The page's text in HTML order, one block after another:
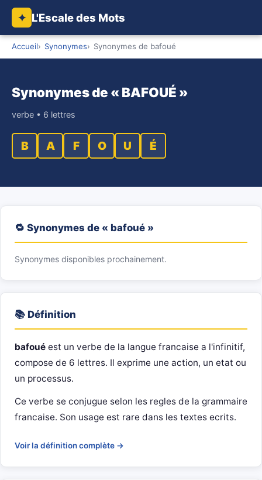
✦ L'Escale des Mots
Accueil Synonymes Synonymes de bafoué
Synonymes de « BAFOUÉ »
verbe • 6 lettres
B A F O U É
🔁 Synonymes de « bafoué »
Synonymes disponibles prochainement.
📚 Définition
bafoué est un verbe de la langue francaise a l'infinitif,
compose de 6 lettres. Il exprime une action, un etat ou
un processus.
Ce verbe se conjugue selon les regles de la grammaire
francaise. Son usage est rare dans les textes ecrits.
Voir la définition complète →